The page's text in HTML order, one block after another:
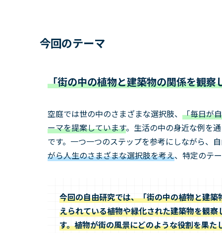
今回のテーマ
「街の中の植物と建築物の関係を観察
空庭では世の中のさまざまな選択肢、 「毎日が
ーマを提案しています。生活の中の身近な例を
です。一つ一つのステップを参考にしながら、
がら人生のさまざまな選択肢を考え、特定のテ
今回の自由研究では、「街の中の植物と建
えられている植物や緑化された建築物を観
す。植物が街の風景にどのような役割を果